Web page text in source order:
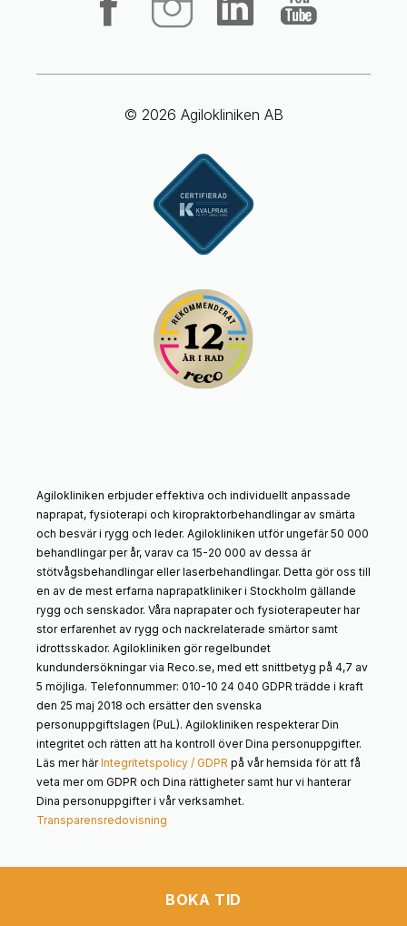
© 2026 Agilokliniken AB
Agilokliniken erbjuder effektiva och individuellt anpassade
naprapat, fysioterapi och kiropraktorbehandlingar av smärta
och besvär i rygg och leder. Agilokliniken utför ungefär 50 000
behandlingar per år, varav ca 15-20 000 av dessa är
stötvågsbehandlingar eller laserbehandlingar. Detta gör oss till
en av de mest erfarna naprapatkliniker i Stockholm gällande
rygg och senskador. Våra naprapater och fysioterapeuter har
stor erfarenhet av rygg och nackrelaterade smärtor samt
idrottsskador. Agilokliniken gör regelbundet
kundundersökningar via Reco.se, med ett snittbetyg på 4,7 av
5 möjliga. Telefonnummer: 010-10 24 040 GDPR trädde i kraft
den 25 maj 2018 och ersätter den svenska
personuppgiftslagen (PuL). Agilokliniken respekterar Din
integritet och rätten att ha kontroll över Dina personuppgifter.
Läs mer härIntegritetspolicy / GDPR på vår hemsida för att få
veta mer om GDPR och Dina rättigheter samt hur vi hanterar
Dina personuppgifter i vår verksamhet.
Transparensredovisning
BOKA TID